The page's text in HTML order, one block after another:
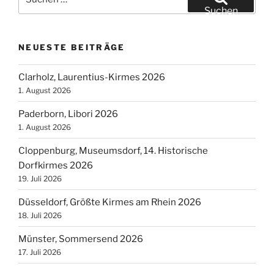
nach:
Suchen
NEUESTE BEITRÄGE
Clarholz, Laurentius-Kirmes 2026
1. August 2026
Paderborn, Libori 2026
1. August 2026
Cloppenburg, Museumsdorf, 14. Historische
Dorfkirmes 2026
19. Juli 2026
Düsseldorf, Größte Kirmes am Rhein 2026
18. Juli 2026
Münster, Sommersend 2026
17. Juli 2026